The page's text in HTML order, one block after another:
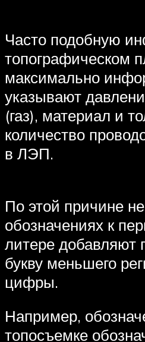
Часто подобную
топографическом
максимально
указывают
(газ), материал и
количество
в ЛЭП.
По этой причине
обозначениях к
литере добавляют
букву меньшего
цифры.
Например,
топосъемке